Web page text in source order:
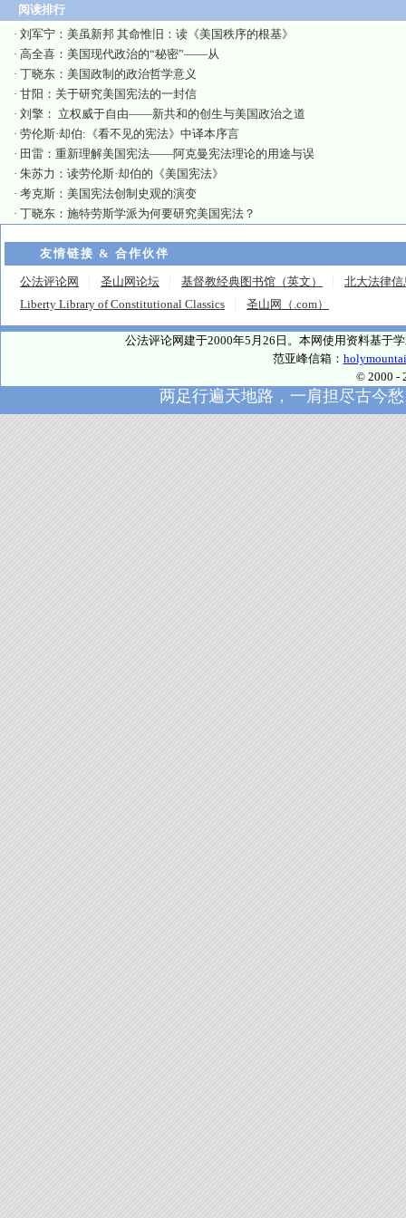
阅读排行
· 刘军宁：美虽新邦 其命惟旧：读《美国秩序的根基》
· 高全喜：美国现代政治的“秘密”——从
· 丁晓东：美国政制的政治哲学意义
· 甘阳：关于研究美国宪法的一封信
· 刘擎： 立权威于自由——新共和的创生与美国政治之道
· 劳伦斯·却伯:《看不见的宪法》中译本序言
· 田雷：重新理解美国宪法——阿克曼宪法理论的用途与误
· 朱苏力：读劳伦斯·却伯的《美国宪法》
· 考克斯：美国宪法创制史观的演变
· 丁晓东：施特劳斯学派为何要研究美国宪法？
友情链接 & 合作伙伴
公法评论网 圣山网论坛 基督教经典图书馆（英文）
北大法律信
Liberty Library of Constitutional Classics
圣山网（.com）
公法评论网建于2000年5月26日。本网使用资料基于
范亚峰信箱：
© 2000 -
两足行遍天地路，一肩担尽古今